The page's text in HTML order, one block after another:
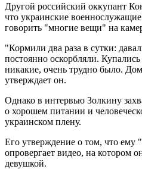
Другой российский оккупант
что украинские военнослужащие
говорить "многие вещи" на
"Кормили два раза в сутки:
постоянно оскорбляли.
никакие, очень трудно было.
утверждает он.
Однако в интервью Золкину
о хорошем питании и
украинском плену.
Его утверждение о том, что ему
опровергает видео, на котором
девушкой.